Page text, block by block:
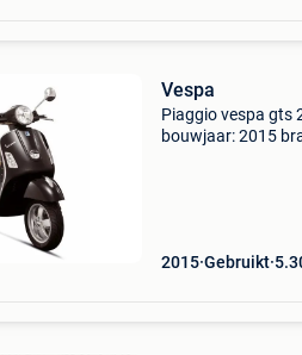
Vespa
Piaggio vespa gts
bouwjaar: 2015
2015 Gebruikt